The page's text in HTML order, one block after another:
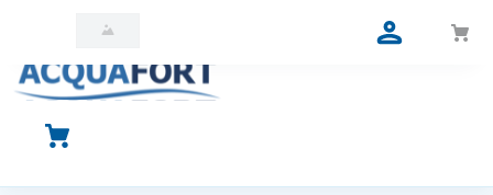
O que você está procurando?